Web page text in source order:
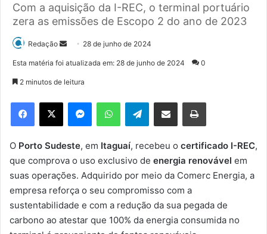
Com a aquisição da I-REC, o terminal portuário
zera as emissões de Escopo 2 do ano de 2023
Redação
d
e
m
e
-
m
a
28 de junho de 2024
Esta matéria foi atualizada em: 28 de junho de 2024 0
2 minutos de leitura
Telegram
O Porto Sudeste, em Itaguaí, recebeu o certificado I-REC,
que comprova o uso exclusivo de energia renovável em
suas operações. Adquirido por meio da Comerc Energia, a
empresa reforça o seu compromisso com a
sustentabilidade e com a redução da sua pegada de
carbono ao atestar que 100% da energia consumida no